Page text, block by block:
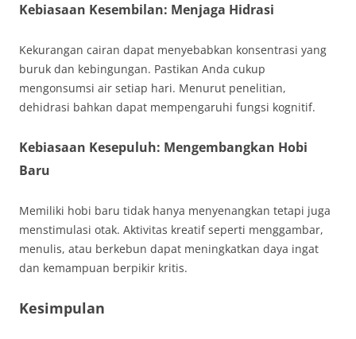
Kebiasaan Kesembilan: Menjaga Hidrasi
Kekurangan cairan dapat menyebabkan konsentrasi yang
buruk dan kebingungan. Pastikan Anda cukup
mengonsumsi air setiap hari. Menurut penelitian,
dehidrasi bahkan dapat mempengaruhi fungsi kognitif.
Kebiasaan Kesepuluh: Mengembangkan Hobi
Baru
Memiliki hobi baru tidak hanya menyenangkan tetapi juga
menstimulasi otak. Aktivitas kreatif seperti menggambar,
menulis, atau berkebun dapat meningkatkan daya ingat
dan kemampuan berpikir kritis.
Kesimpulan